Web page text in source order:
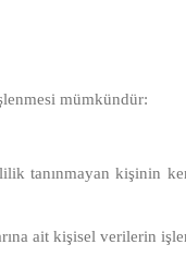
mümkündür:
tanınmayan kişinin
ait kişisel verilerin